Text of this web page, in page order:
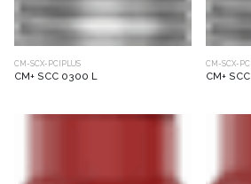
CM-SCX-PCIPLUS
CM+ SCC 0300 L
CM-SCX-
CM+